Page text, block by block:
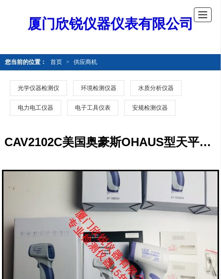
厦门欣锐仪器仪表有限公司
您当前的位置： 首页 > 供应商机
光学仪器检测仪 环境检测仪器 水质分析仪器
电力电工仪器 电子工具仪表 安规检测仪器
CAV2102C美国奥豪斯OHAUS型天平CAV2102C